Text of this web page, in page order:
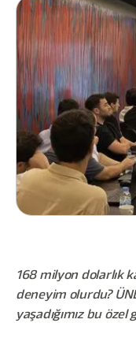
168 milyon dolarlık
deneyim olurdu?
yaşadığımız bu